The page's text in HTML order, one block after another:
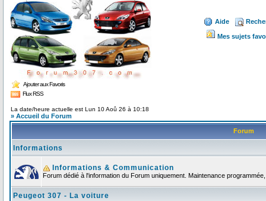
Ajouter aux Favoris
Flux RSS
Aide
Mes sujets
La date/heure actuelle est Lun 10 Aoû 26 à 10:18
» Accueil du Forum
Forum
Informations
Informations & Communication
Forum dédié à l'information du Forum uniquement. Maintenance
Peugeot 307 - La voiture